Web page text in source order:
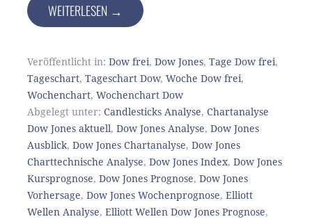
WEITERLESEN →
Veröffentlicht in: Dow frei, Dow Jones, Tage Dow frei,
Tageschart, Tageschart Dow, Woche Dow frei,
Wochenchart, Wochenchart Dow
Abgelegt unter: Candlesticks Analyse, Chartanalyse
Dow Jones aktuell, Dow Jones Analyse, Dow Jones
Ausblick, Dow Jones Chartanalyse, Dow Jones
Charttechnische Analyse, Dow Jones Index, Dow Jones
Kursprognose, Dow Jones Prognose, Dow Jones
Vorhersage, Dow Jones Wochenprognose, Elliott
Wellen Analyse, Elliott Wellen Dow Jones Prognose,